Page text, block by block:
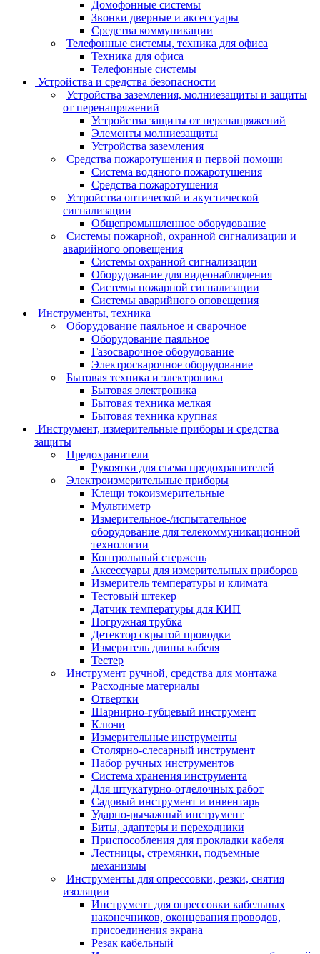
Домофонные системы
Звонки дверные и аксессуары
Средства коммуникации
Телефонные системы, техника для офиса
Техника для офиса
Телефонные системы
Устройства и средства безопасности
Устройства заземления, молниезащиты и защиты
от перенапряжений
Устройства защиты от перенапряжений
Элементы молниезащиты
Устройства заземления
Средства пожаротушения и первой помощи
Система водяного пожаротушения
Средства пожаротушения
Устройства оптической и акустической
сигнализации
Общепромышленное оборудование
Системы пожарной, охранной сигнализации и
аварийного оповещения
Системы охранной сигнализации
Оборудование для видеонаблюдения
Системы пожарной сигнализации
Системы аварийного оповещения
Инструменты, техника
Оборудование паяльное и сварочное
Оборудование паяльное
Газосварочное оборудование
Электросварочное оборудование
Бытовая техника и электроника
Бытовая электроника
Бытовая техника мелкая
Бытовая техника крупная
Инструмент, измерительные приборы и средства
защиты
Предохранители
Рукоятки для съема предохранителей
Электроизмерительные приборы
Клещи токоизмерительные
Мультиметр
Измерительное-/испытательное
оборудование для телекоммуникационной
технологии
Контрольный стержень
Аксессуары для измерительных приборов
Измеритель температуры и климата
Тестовый штекер
Датчик температуры для КИП
Погружная трубка
Детектор скрытой проводки
Измеритель длины кабеля
Тестер
Инструмент ручной, средства для монтажа
Расходные материалы
Отвертки
Шарнирно-губцевый инструмент
Ключи
Измерительные инструменты
Столярно-слесарный инструмент
Набор ручных инструментов
Система хранения инструмента
Для штукатурно-отделочных работ
Садовый инструмент и инвентарь
Ударно-рычажный инструмент
Биты, адаптеры и переходники
Приспособления для прокладки кабеля
Лестницы, стремянки, подъемные
механизмы
Инструменты для опрессовки, резки, снятия
изоляции
Инструмент для опрессовки кабельных
наконечников, оконцевания проводов,
присоединения экрана
Резак кабельный